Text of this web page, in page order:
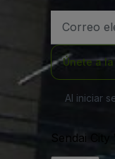
de
electrónico
Únete a
Al iniciar
Sendai